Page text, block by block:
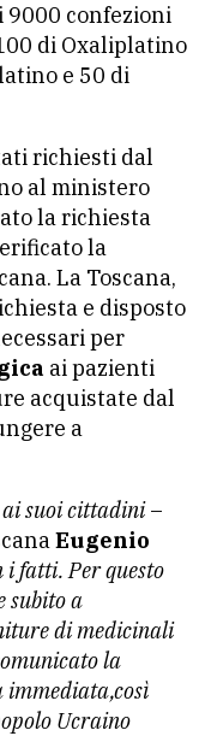
9000 confezioni
di Oxaliplatino
e 50 di
richiesti dal
al ministero
la richiesta
la
La Toscana,
e disposto
per
ai pazienti
acquistate dal
a
ai suoi cittadini–
Eugenio
i fatti. Per questo
subito a
di medicinali
la
immediata,così
Ucraino